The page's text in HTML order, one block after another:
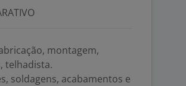
montagem,
telhadista.
soldagens, acabamentos e